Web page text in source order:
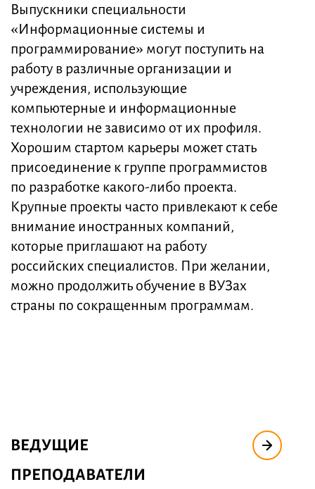
Выпускники специальности
«Информационные системы и
программирование» могут поступить на
работу в различные организации и
учреждения, использующие
компьютерные и информационные
технологии не зависимо от их профиля.
Хорошим стартом карьеры может стать
присоединение к группе программистов
по разработке какого-либо проекта.
Крупные проекты часто привлекают к себе
внимание иностранных компаний,
которые приглашают на работу
российских специалистов. При желании,
можно продолжить обучение в ВУЗах
страны по сокращенным программам.
ВЕДУЩИЕ
ПРЕПОДАВАТЕЛИ